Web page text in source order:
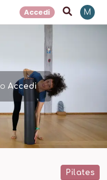
Accedi M
oAccedi
Pilates